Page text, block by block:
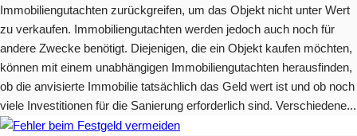
Immobiliengutachten zurückgreifen, um das Objekt nicht unter Wert
zu verkaufen. Immobiliengutachten werden jedoch auch noch für
andere Zwecke benötigt. Diejenigen, die ein Objekt kaufen möchten,
können mit einem unabhängigen Immobiliengutachten herausfinden,
ob die anvisierte Immobilie tatsächlich das Geld wert ist und ob noch
viele Investitionen für die Sanierung erforderlich sind. Verschiedene...